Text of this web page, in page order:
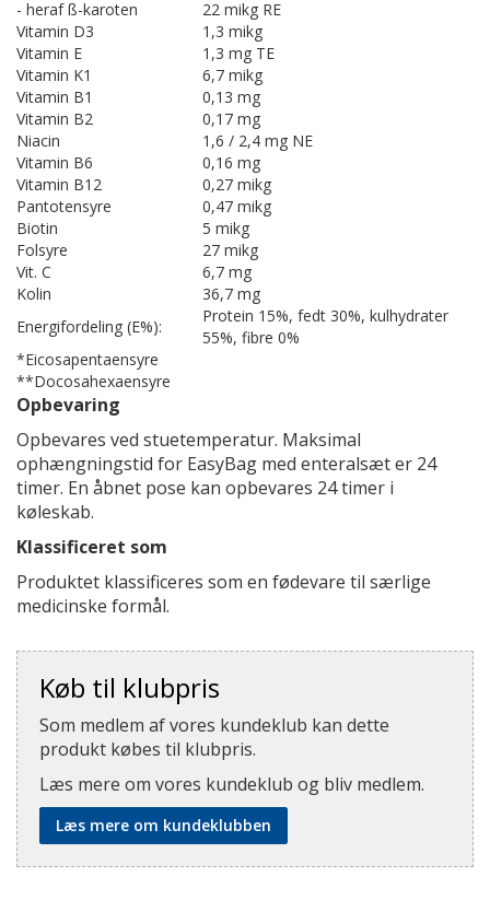
- heraf ß-karoten
22 mikg RE
Vitamin D3
1,3 mikg
Vitamin E
1,3 mg TE
Vitamin K1
6,7 mikg
Vitamin B1
0,13 mg
Vitamin B2
0,17 mg
Niacin
1,6 / 2,4 mg NE
Vitamin B6
0,16 mg
Vitamin B12
0,27 mikg
Pantotensyre
0,47 mikg
Biotin
5 mikg
Folsyre
27 mikg
Vit. C
6,7 mg
Kolin
36,7 mg
Energifordeling (E%):
Protein 15%, fedt 30%, kulhydrater
55%, fibre 0%
*Eicosapentaensyre
**Docosahexaensyre
Opbevaring
Opbevares ved stuetemperatur. Maksimal
ophængningstid for EasyBag med enteralsæt er 24
timer. En åbnet pose kan opbevares 24 timer i
køleskab.
Klassificeret som
Produktet klassificeres som en fødevare til særlige
medicinske formål.
Køb til klubpris
Som medlem af vores kundeklub kan dette
produkt købes til klubpris.
Læs mere om vores kundeklub og bliv medlem.
Læs mere om kundeklubben